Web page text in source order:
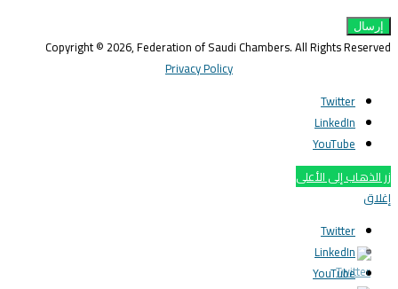
Copyright © 2026, Federation of Saudi Chambers. All Rights
Privacy Policy
Twitter
LinkedIn
YouTube
الذهاب إلى الأعلى
Twitter
LinkedIn
YouTube